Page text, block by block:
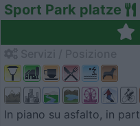
Sport Park platze
In piano su asfalto, in